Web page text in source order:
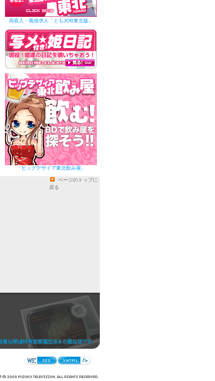
高収入・風俗求人「ともJOB東北版」
「ビッグデザイア東北飲み屋」
ページのトップに
戻る